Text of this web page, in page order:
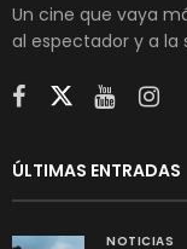
Un cine que vaya
al espectador y a la
ÚLTIMAS ENTRADAS
NOTICIAS